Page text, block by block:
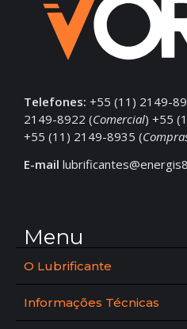
Telefones: +55 (11) 2149-
2149-8922 (Comercial) +55
+55 (11) 2149-8935 (
E-mail
Menu
O Lubrificante
Informações Técnicas